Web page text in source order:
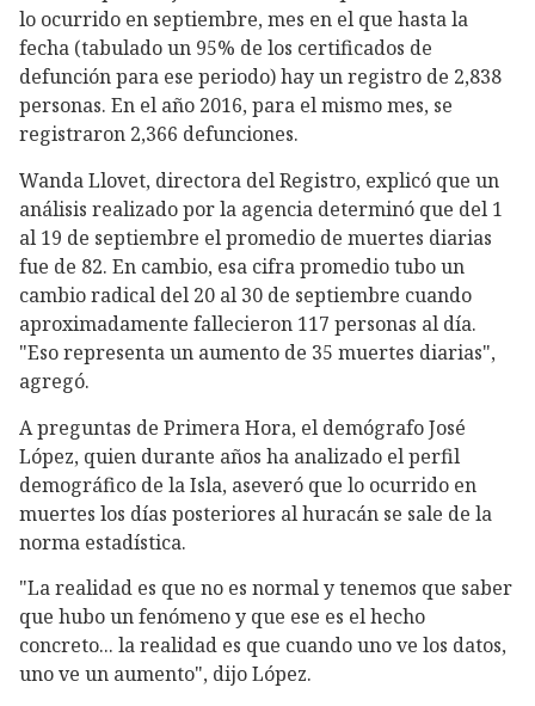
lo ocurrido en septiembre, mes en el que hasta la
fecha (tabulado un 95% de los certificados de
defunción para ese periodo) hay un registro de 2,838
personas. En el año 2016, para el mismo mes, se
registraron 2,366 defunciones.
Wanda Llovet, directora del Registro, explicó que un
análisis realizado por la agencia determinó que del 1
al 19 de septiembre el promedio de muertes diarias
fue de 82. En cambio, esa cifra promedio tubo un
cambio radical del 20 al 30 de septiembre cuando
aproximadamente fallecieron 117 personas al día.
"Eso representa un aumento de 35 muertes diarias",
agregó.
A preguntas de Primera Hora, el demógrafo José
López, quien durante años ha analizado el perfil
demográfico de la Isla, aseveró que lo ocurrido en
muertes los días posteriores al huracán se sale de la
norma estadística.
"La realidad es que no es normal y tenemos que saber
que hubo un fenómeno y que ese es el hecho
concreto... la realidad es que cuando uno ve los datos,
uno ve un aumento", dijo López.